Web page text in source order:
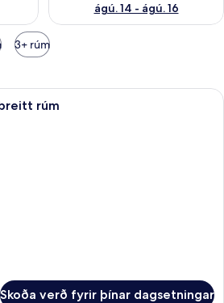
ágú. 14 - ágú. 16
3+ rúm
Öryggishólf í herbergi, skrifborð,
rúm
Skoða verð fyrir þínar dagsetningar